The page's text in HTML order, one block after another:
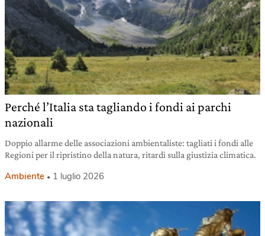
Perché l’Italia sta tagliando i fondi ai parchi
nazionali
Doppio allarme delle associazioni ambientaliste: tagliati i fondi alle
Regioni per il ripristino della natura, ritardi sulla giustizia climatica.
Ambiente 1 luglio 2026